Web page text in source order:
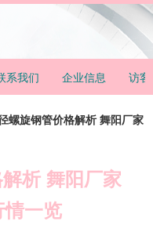
系我们 企业信息 访客
螺旋钢管价格解析 舞阳厂家
析 舞阳厂家
情一览